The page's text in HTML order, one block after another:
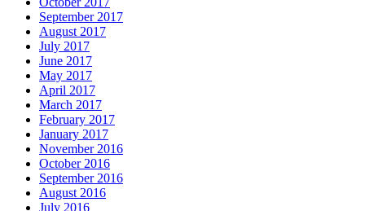
September 2017
August 2017
July 2017
June 2017
May 2017
April 2017
March 2017
February 2017
January 2017
November 2016
October 2016
September 2016
August 2016
July 2016